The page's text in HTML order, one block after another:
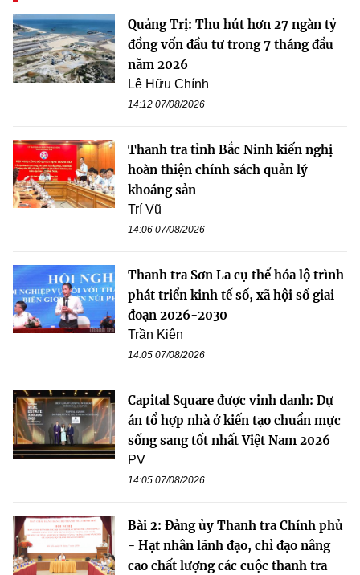
Quảng Trị: Thu hút hơn 27 ngàn tỷ
đồng vốn đầu tư trong 7 tháng đầu
năm 2026
Lê Hữu Chính
14:12 07/08/2026
Thanh tra tỉnh Bắc Ninh kiến nghị
hoàn thiện chính sách quản lý
khoáng sản
Trí Vũ
14:06 07/08/2026
Thanh tra Sơn La cụ thể hóa lộ trình
phát triển kinh tế số, xã hội số giai
đoạn 2026-2030
Trần Kiên
14:05 07/08/2026
Capital Square được vinh danh: Dự
án tổ hợp nhà ở kiến tạo chuẩn mực
sống sang tốt nhất Việt Nam 2026
PV
14:05 07/08/2026
Bài 2: Đảng ủy Thanh tra Chính phủ
- Hạt nhân lãnh đạo, chỉ đạo nâng
cao chất lượng các cuộc thanh tra